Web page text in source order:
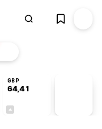
GBP
64,41